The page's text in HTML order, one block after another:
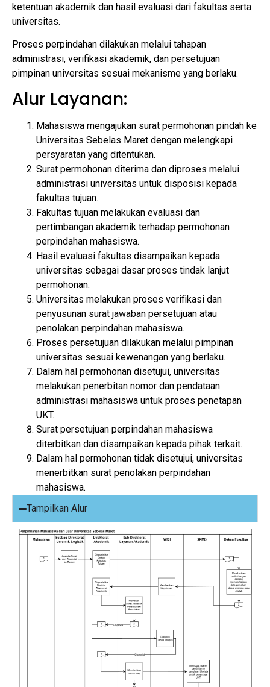
ketentuan akademik dan hasil evaluasi dari fakultas serta
universitas.
Proses perpindahan dilakukan melalui tahapan
administrasi, verifikasi akademik, dan persetujuan
pimpinan universitas sesuai mekanisme yang berlaku.
Alur Layanan:
Mahasiswa mengajukan surat permohonan pindah ke
Universitas Sebelas Maret dengan melengkapi
persyaratan yang ditentukan.
Surat permohonan diterima dan diproses melalui
administrasi universitas untuk disposisi kepada
fakultas tujuan.
Fakultas tujuan melakukan evaluasi dan
pertimbangan akademik terhadap permohonan
perpindahan mahasiswa.
Hasil evaluasi fakultas disampaikan kepada
universitas sebagai dasar proses tindak lanjut
permohonan.
Universitas melakukan proses verifikasi dan
penyusunan surat jawaban persetujuan atau
penolakan perpindahan mahasiswa.
Proses persetujuan dilakukan melalui pimpinan
universitas sesuai kewenangan yang berlaku.
Dalam hal permohonan disetujui, universitas
melakukan penerbitan nomor dan pendataan
administrasi mahasiswa untuk proses penetapan
UKT.
Surat persetujuan perpindahan mahasiswa
diterbitkan dan disampaikan kepada pihak terkait.
Dalam hal permohonan tidak disetujui, universitas
menerbitkan surat penolakan perpindahan
mahasiswa.
Tampilkan Alur